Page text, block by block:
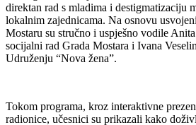
direktan rad s mladima i destigmatizaciju
lokalnim zajednicama. Na osnovu
Mostaru su stručno i uspješno vodile
socijalni rad Grada Mostara i Ivana
Udruženju “Nova žena”.
Tokom programa, kroz interaktivne
radionice, učesnici su prikazali kako